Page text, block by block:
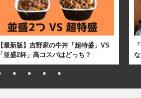
【最新版】吉野家の牛丼「超特盛」VS
「並盛2杯」高コスパはどっち？